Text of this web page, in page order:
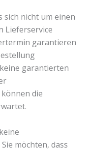
sich nicht um einen
Lieferservice
garantieren
garantierten
die
möchten, dass